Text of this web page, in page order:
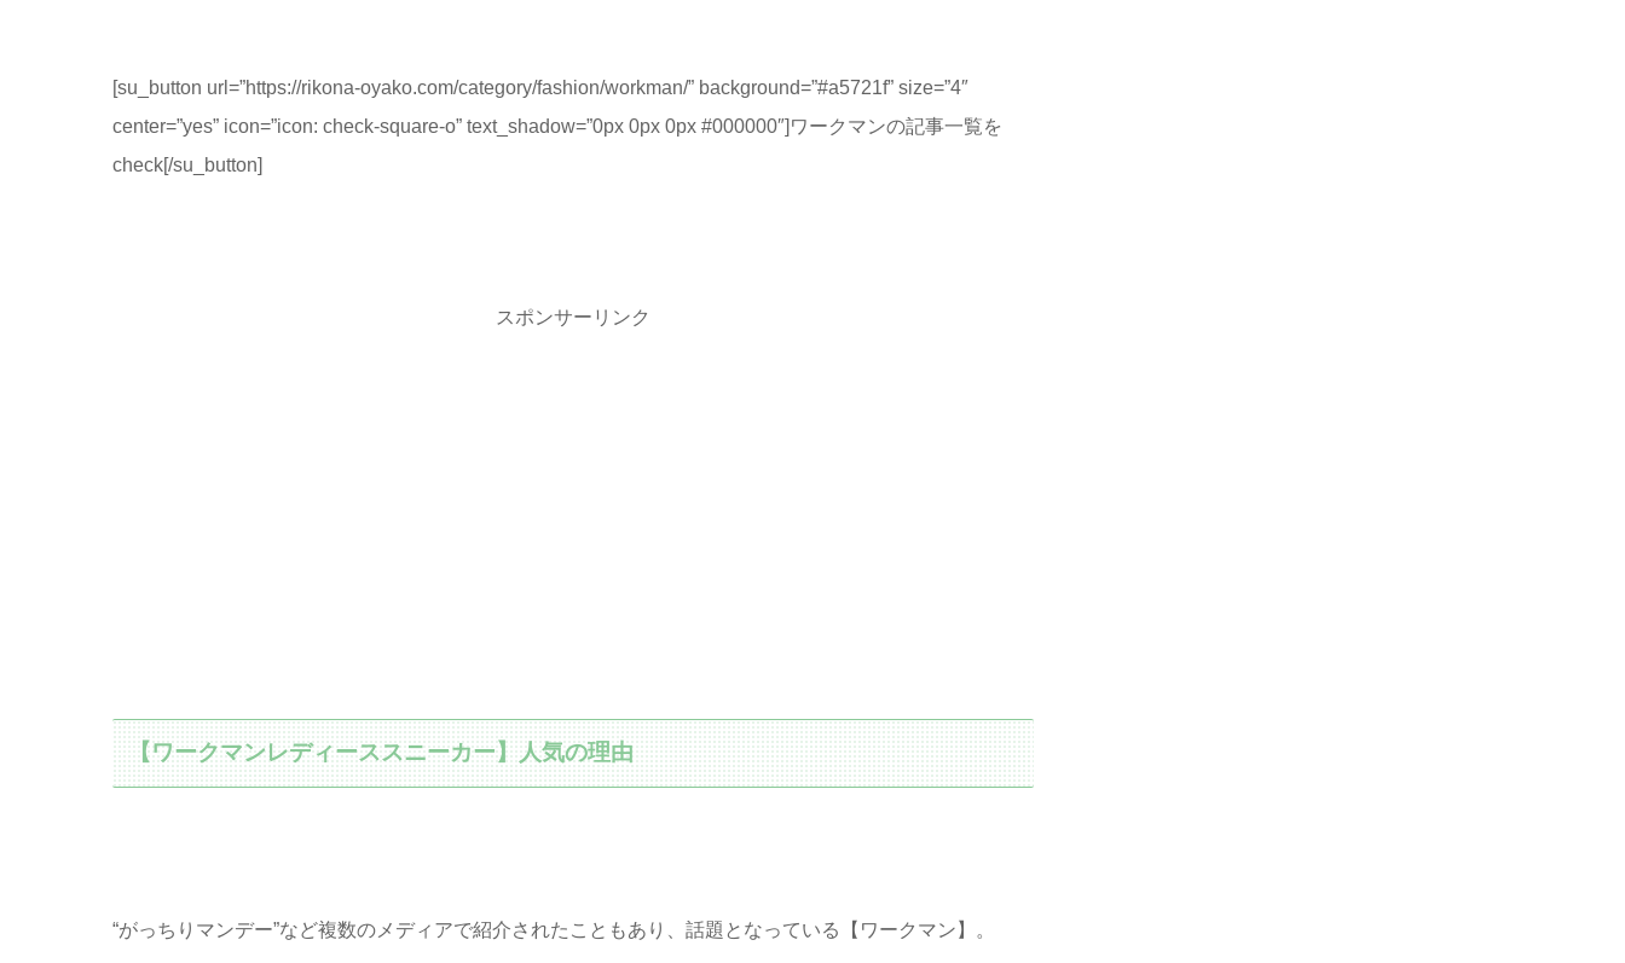
[su_button url=”https://rikona-oyako.com/category/fashion/workman/” background=”#a5721f” size=”4″
center=”yes” icon=”icon: check-square-o” text_shadow=”0px 0px 0px #000000″]ワークマンの記事一覧を
check[/su_button]
スポンサーリンク
【ワークマンレディーススニーカー】人気の理由
“がっちりマンデー”など複数のメディアで紹介されたこともあり、話題となっている【ワークマン】。